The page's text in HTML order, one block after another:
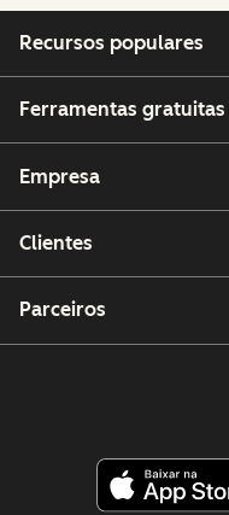
Recursos populares
Ferramentas gratuitas
Empresa
Clientes
Parceiros